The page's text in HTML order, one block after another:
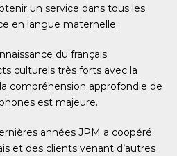
un service dans tous les
en langue maternelle.
du français
culturels très forts avec la
compréhension approfondie de
est majeure.
années JPM a coopéré
et des clients venant d’autres